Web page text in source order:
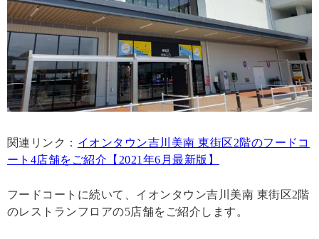
関連リンク： イオンタウン吉川美南 東街区2階のフードコ
ート4店舗をご紹介【2021年6月最新版】
フードコートに続いて、イオンタウン吉川美南 東街区2階
のレストランフロアの5店舗をご紹介します。